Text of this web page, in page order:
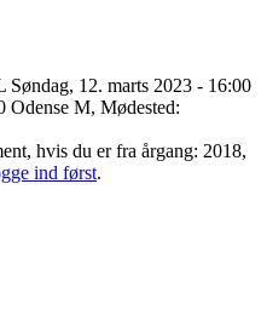
12. marts 2023 - 16:00
Odense M, Mødested:
hvis du er fra årgang: 2018,
ind først.